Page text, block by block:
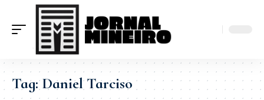
Tag:Daniel Tarciso